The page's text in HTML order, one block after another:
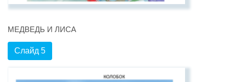
МЕДВЕДЬ И ЛИСА
Слайд 5